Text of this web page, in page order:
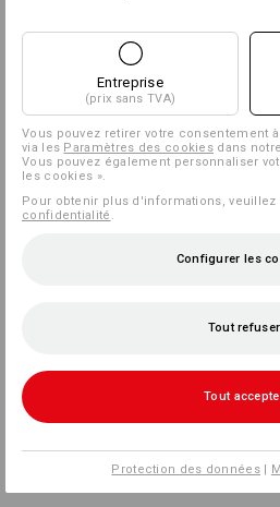
Entreprise
(prix sans TVA)
Vous pouvez retirer votre consentement
via les Paramètres des cookies dans
Vous pouvez également personnaliser
les cookies ».
Pour obtenir plus d'informations, veuillez
confidentialité .
Configurer les
Tout refuser
Tout
Protection des données|